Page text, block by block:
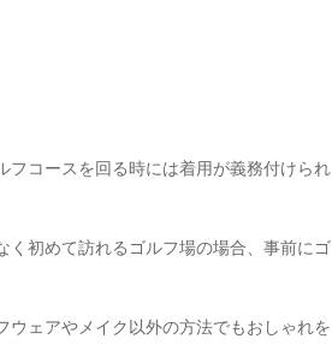
フコースを回る時には着用が義務付けられ
く初めて訪れるゴルフ場の場合、事前にゴ
ェアやメイク以外の方法でもおしゃれを